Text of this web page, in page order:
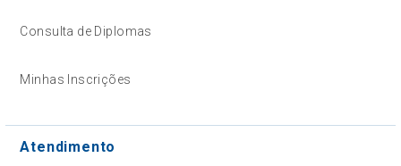
Consulta de Diplomas
Minhas Inscrições
Atendimento